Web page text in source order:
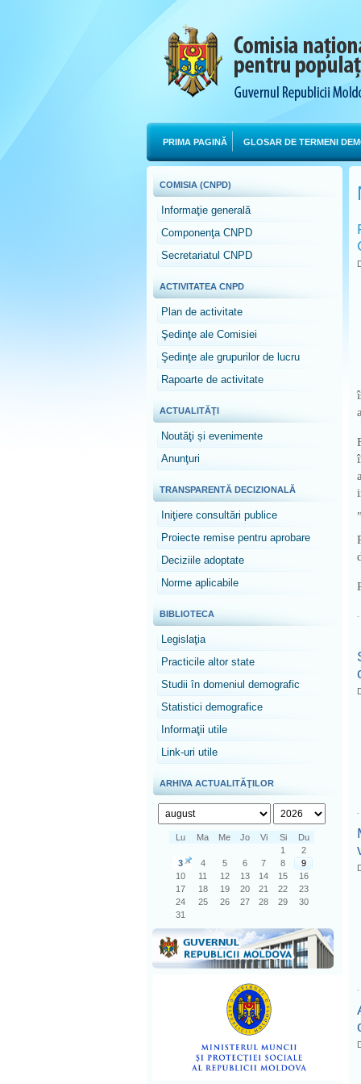
PRIMA PAGINĂ GLOSAR DE TERMENI
COMISIA (CNPD)
Informaţie generală
Componenţa CNPD
Secretariatul CNPD
ACTIVITATEA CNPD
Plan de activitate
Şedinţe ale Comisiei
Şedinţe ale grupurilor de lucru
Rapoarte de activitate
ACTUALITĂŢI
Noutăţi și evenimente
Anunţuri
TRANSPARENTĂ DECIZIONALĂ
Iniţiere consultări publice
Proiecte remise pentru aprobare
Deciziile adoptate
Norme aplicabile
BIBLIOTECA
Legislaţia
Practicile altor state
Studii în domeniul demografic
Statistici demografice
Informaţii utile
Link-uri utile
ARHIVA ACTUALITĂŢILOR
Lu Ma Me Jo Vi Si
Du
1
2
3
4 5 6 7 8
9
10
11 12 13 14 15
16
17
18 19 20 21 22
23
24
25 26 27 28 29
30
31